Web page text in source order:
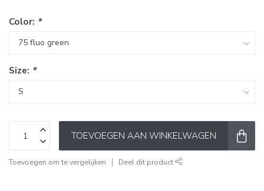
Color: *
Size: *
TOEVOEGEN AAN WINKELWAGEN
Toevoegen om te vergelijken Deel dit product